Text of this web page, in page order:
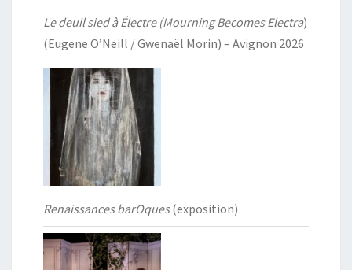
Le deuil sied à Électre (Mourning Becomes Electra)
(Eugene O’Neill / Gwenaël Morin) – Avignon 2026
Renaissances barOques(exposition)